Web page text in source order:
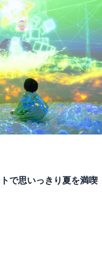
で思いっきり夏を満喫